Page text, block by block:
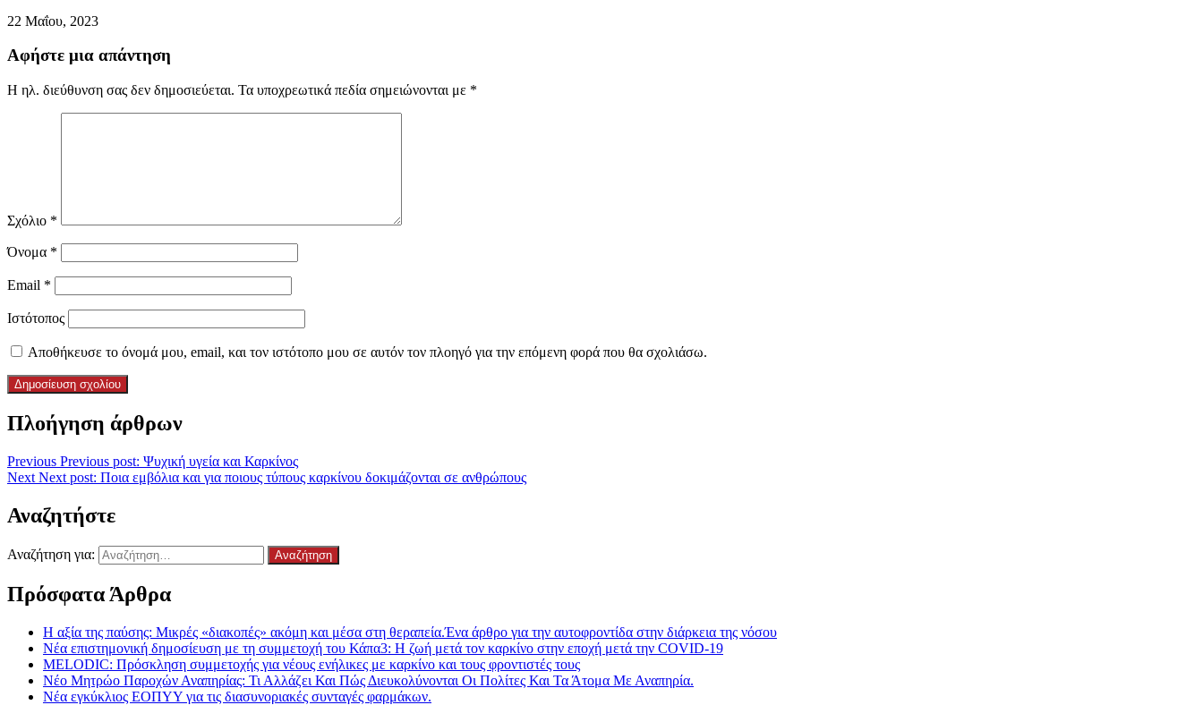
22 Μαΐου, 2023
Αφήστε μια απάντηση
Η ηλ. διεύθυνση σας δεν δημοσιεύεται. Τα υποχρεωτικά πεδία σημειώνονται με *
Σχόλιο *
Όνομα *
Email *
Ιστότοπος
Αποθήκευσε το όνομά μου, email, και τον ιστότοπο μου σε αυτόν τον πλοηγό για την επόμενη φορά που θα σχολιάσω.
Πλοήγηση άρθρων
Previous Previous post: Ψυχική υγεία και Καρκίνος
Next Next post: Ποια εμβόλια και για ποιους τύπους καρκίνου δοκιμάζονται σε ανθρώπους
Αναζητήστε
Αναζήτηση για:
Πρόσφατα Άρθρα
Η αξία της παύσης: Μικρές «διακοπές» ακόμη και μέσα στη θεραπεία.Ένα άρθρο για την αυτοφροντίδα στην διάρκεια της νόσου
Νέα επιστημονική δημοσίευση με τη συμμετοχή του Κάπα3: Η ζωή μετά τον καρκίνο στην εποχή μετά την COVID-19
MELODIC: Πρόσκληση συμμετοχής για νέους ενήλικες με καρκίνο και τους φροντιστές τους
Νέο Μητρώο Παροχών Αναπηρίας: Τι Αλλάζει Και Πώς Διευκολύνονται Οι Πολίτες Και Τα Άτομα Με Αναπηρία.
Νέα εγκύκλιος ΕΟΠΥΥ για τις διασυνοριακές συνταγές φαρμάκων.